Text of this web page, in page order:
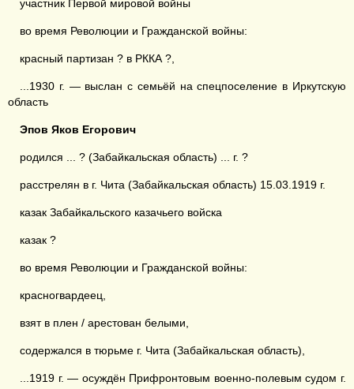
участник Первой мировой войны
во время Революции и Гражданской войны:
красный партизан ? в РККА ?,
...1930 г. — выслан с семьёй на спецпоселение в Иркутскую
область
Эпов Яков Егорович
родился ... ? (Забайкальская область) ... г. ?
расстрелян в г. Чита (Забайкальская область) 15.03.1919 г.
казак Забайкальского казачьего войска
казак ?
во время Революции и Гражданской войны:
красногвардеец,
взят в плен / арестован белыми,
содержался в тюрьме г. Чита (Забайкальская область),
...1919 г. — осуждён Прифронтовым военно-полевым судом г.